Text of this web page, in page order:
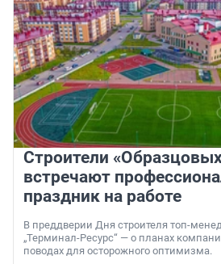
Строители
встречают
праздник на работе
В преддверии Дня строителя топ-
„Терминал-Ресурс“ — о планах
поводах для осторожного оптимизма.